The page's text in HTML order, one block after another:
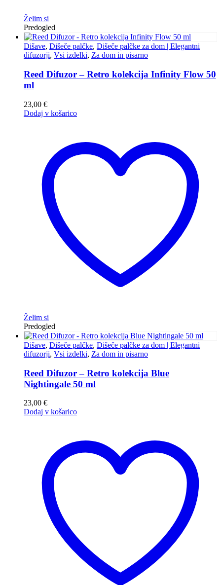
Želim si
Predogled
Dišave, Dišeče palčke, Dišeče palčke za dom | Elegantni
difuzorji, Vsi izdelki, Za dom in pisarno
Reed Difuzor – Retro kolekcija Infinity Flow 50
ml
23,00 €
Dodaj v košarico
Želim si
Predogled
Dišave, Dišeče palčke, Dišeče palčke za dom | Elegantni
difuzorji, Vsi izdelki, Za dom in pisarno
Reed Difuzor – Retro kolekcija Blue
Nightingale 50 ml
23,00 €
Dodaj v košarico